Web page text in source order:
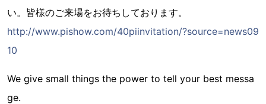
い。皆様のご来場をお待ちしております。
http://www.pishow.com/40piinvitation/?source=news09
10
We give small things the power to tell your best messa
ge.